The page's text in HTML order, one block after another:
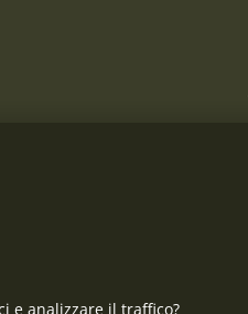
e analizzare il traffico?